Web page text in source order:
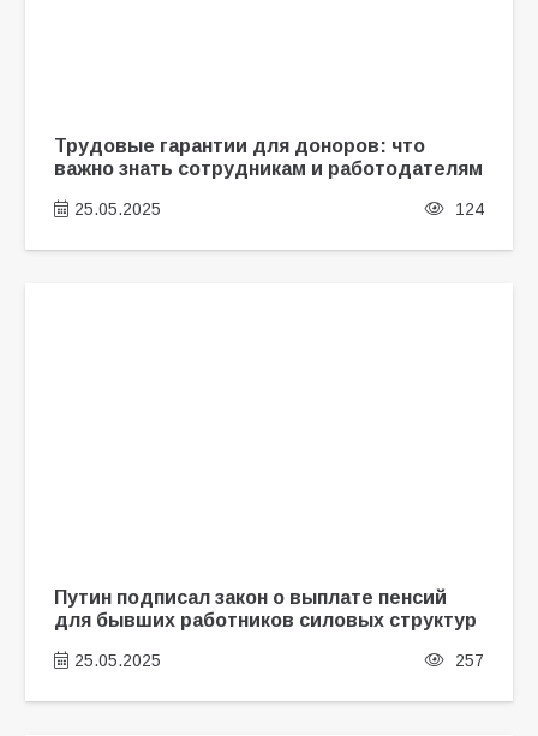
Трудовые гарантии для доноров: что
важно знать сотрудникам и работодателям
25.05.2025 124
Путин подписал закон о выплате пенсий
для бывших работников силовых структур
25.05.2025 257